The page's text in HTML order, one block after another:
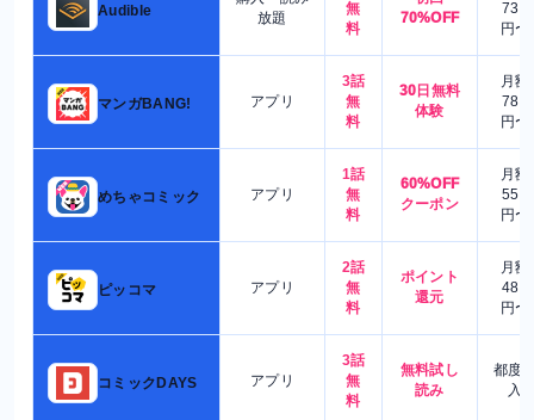
Audible
放題
無
料
70%OFF
730
円〜
マンガBANG! アプリ
3話
無
料
30日無料
体験
月額
780
円〜
めちゃコミック アプリ
1話
無
料
60%OFF
クーポン
月額
550
円〜
ピッコマ アプリ
2話
無
料
ポイント
還元
月額
480
円〜
コミックDAYS アプリ
3話
無
料
無料試し
読み
都度
入